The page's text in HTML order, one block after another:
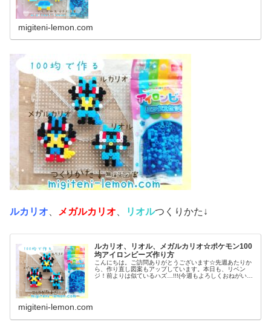
migiteni-lemon.com
ルカリオ メガルカリオ リオルつくりかた↓
ルカリオ、リオル、メガルカリオ☆ポケモン100
均アイロンビーズ作り方
こんにちは。ご訪問ありがとうございます☆先週あたりか
ら、作り直し図案もアップしています。本日も、リベン
ジ！前よりは似ているハズ…!!!(今週もよろしくおねがいし
migiteni-lemon.com